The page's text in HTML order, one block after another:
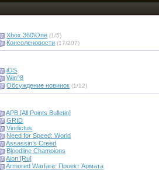
Xbox 360\One (1/5)
Консоленовости (17/207)
iOS
Win^8
Обсуждение новинок (1/12)
APB [All Points Bulletin]
GRID
Vindictus
Need for Speed: World
Assassin’s Creed
Bloodline Champions
Aion [Ru]
Armored Warfare: Проект Армата